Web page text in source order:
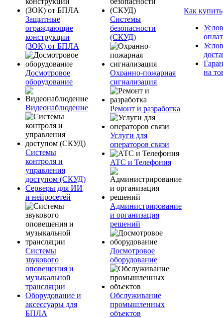
Защитные
ограждающие
конструкции
(ЗОК) от БПЛА
Досмотровое
оборудование
Видеонаблюдение
Системы
контроля и
управления
доступом (СКУД)
Серверы для ИИ
и нейросетей
Системы
звукового
оповещения и
музыкальной
трансляции
Оборудование и
аксессуары для
БПЛА
Системы
безопасности
(СКУД)
Охранно-пожарная
сигнализация
Ремонт и разработка
Услуги для
операторов связи
АТС и Телефония
Администрирование
и организация
решений
Досмотровое
оборудование
Обслуживание
промышленных
объектов
Как купить
на